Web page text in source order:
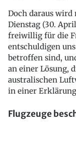
Doch daraus wird
Dienstag (30.
freiwillig für die
entschuldigen
betroffen sind,
an einer Lösung,
australischen
in einer
Flugzeuge